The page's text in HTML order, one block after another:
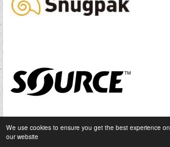
We use cookies to ensure you get the best experience on
our website